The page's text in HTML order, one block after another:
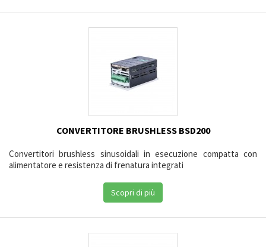
CONVERTITORE BRUSHLESS BSD200
Convertitori brushless sinusoidali in esecuzione compatta con
alimentatore e resistenza di frenatura integrati
Scopri di più